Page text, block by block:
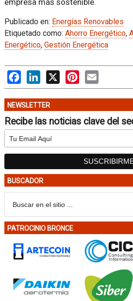
empresa más sostenible.
Publicado en: Energías Renovables
Etiquetado como: Ahorro Energético,
Energético, Gestión Energética
FacebookLinkedIn Pinterest
NEWSLETTER
Recibe las noticias clave del
BUSCADOR
PATROCINIO BRONCE